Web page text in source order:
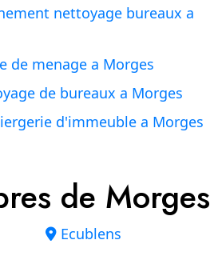
nettoyage bureaux a
de menage a Morges
de bureaux a Morges
d'immeuble a Morges
de Morges
Ecublens